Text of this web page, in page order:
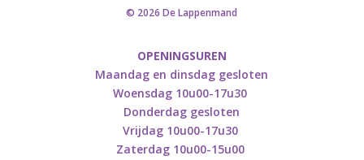
© 2026 De Lappenmand
OPENINGSUREN
Maandag en dinsdag gesloten
Woensdag 10u00-17u30
Donderdag gesloten
Vrijdag 10u00-17u30
Zaterdag 10u00-15u00